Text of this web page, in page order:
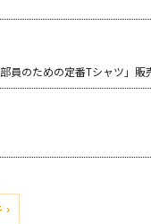
員のための定番Tシャツ」販
›